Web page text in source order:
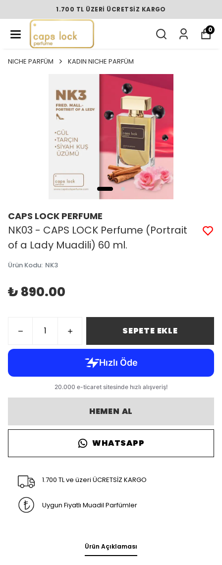
1.700 TL ÜZERI ÜCRETSIZ KARGO
0
NICHE PARFÜM KADIN NICHE PARFÜM
CAPS LOCK PERFUME
NK03 - CAPS LOCK Perfume (Portrait
of a Lady Muadili) 60 ml.
Ürün Kodu: NK3
₺ 890.00
SEPETE EKLE
HEMEN AL
WHATSAPP
1.700 TL ve üzeri ÜCRETSİZ KARGO
Uygun Fiyatlı Muadil Parfümler
Ürün Açıklaması